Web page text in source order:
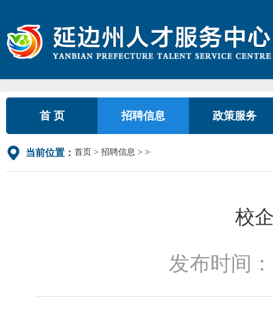
首 页 招聘信息 政策服务
当前位置： 首页 招聘信息 >
校
发布时间：